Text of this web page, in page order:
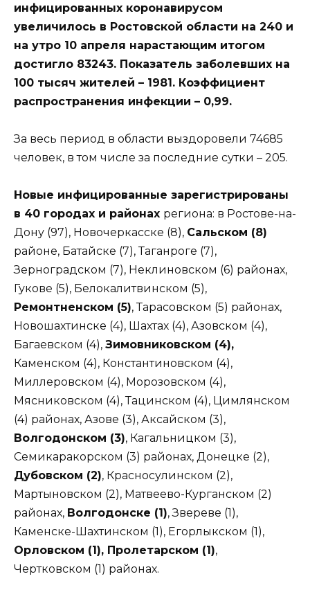
инфицированных коронавирусом
увеличилось в Ростовской области на 240 и
на утро 10 апреля нарастающим итогом
достигло 83243. Показатель заболевших на
100 тысяч жителей – 1981. Коэффициент
распространения инфекции – 0,99.
За весь период в области выздоровели 74685
человек, в том числе за последние сутки – 205.
Новые инфицированные зарегистрированы
в 40 городах и районах региона: в Ростове-на-
Дону (97), Новочеркасске (8), Сальском (8)
районе, Батайске (7), Таганроге (7),
Зерноградском (7), Неклиновском (6) районах,
Гукове (5), Белокалитвинском (5),
Ремонтненском (5), Тарасовском (5) районах,
Новошахтинске (4), Шахтах (4), Азовском (4),
Багаевском (4), Зимовниковском (4),
Каменском (4), Константиновском (4),
Миллеровском (4), Морозовском (4),
Мясниковском (4), Тацинском (4), Цимлянском
(4) районах, Азове (3), Аксайском (3),
Волгодонском (3), Кагальницком (3),
Семикаракорском (3) районах, Донецке (2),
Дубовском (2), Красносулинском (2),
Мартыновском (2), Матвеево-Курганском (2)
районах, Волгодонске (1), Звереве (1),
Каменске-Шахтинском (1), Егорлыкском (1),
Орловском (1), Пролетарском (1),
Чертковском (1) районах.